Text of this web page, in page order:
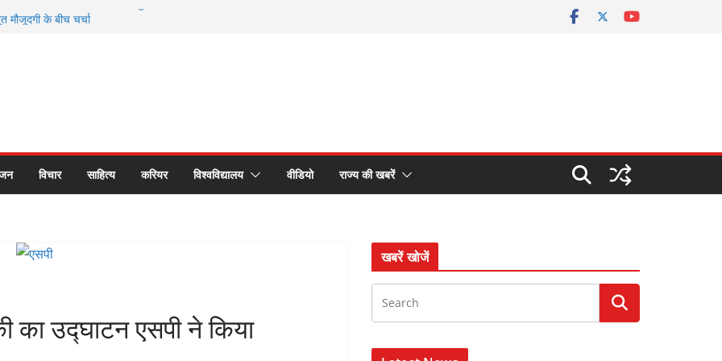
2026 में Elon Musk की अनुपस्थिति से
के बीच चर्चा
लोक अदालत के प्रचार प्रसार के लिए रथ रवाना
डॉ. राजकुमार चौधरी ने किया सम्मान
विचार साहित्य करियर विश्वविद्यालय वीडियो राज्य की खबरें
का उद्घाटन एसपी ने किया
खबरें खोजें